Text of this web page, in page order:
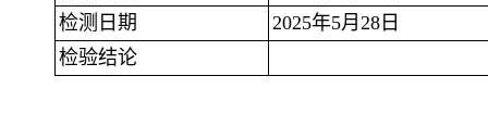
检测日期
2025年5月28日
检验结论